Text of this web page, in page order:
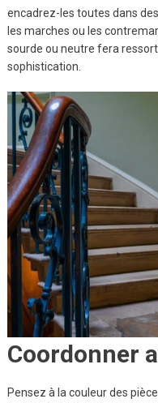
encadrez-les toutes dans
les marches ou les
sourde ou neutre fera
sophistication.
Coordonner
Pensez à la couleur des